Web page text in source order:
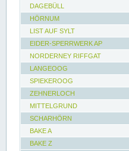
DAGEBÜLL
HÖRNUM
LIST AUF SYLT
EIDER-SPERRWERK AP
NORDERNEY RIFFGAT
LANGEOOG
SPIEKEROOG
ZEHNERLOCH
MITTELGRUND
SCHARHÖRN
BAKE A
BAKE Z